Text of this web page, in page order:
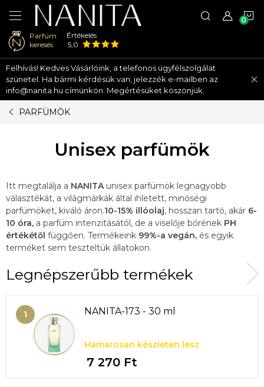
Ugrás
fő
tartalomhoz
Parfüm
keresés
Értékelés
5,0
Felhívás! Kedves Vásárlóink, a telefonos ügyfélszolgálat
szünetel. Ha bármi kérdésük van, jelezzék e-mailben az
info@nanita.hu címünkön. Megértésüket köszönjük.
PARFÜMÖK
Unisex parfümök
Itt megtalálja a NANITAunisex parfümök legnagyobb
választékát, a világmárkák által ihletett, minőségi
parfümöket, kiváló áron.10-15% illóolaj, hosszan tartó, akár 6-
10 óra, a parfüm intenzitásától, de a viselője bőrének PH
értékétől függően. Termékeink 99%-a vegán, és egyik
terméket sem teszteltük állatokon.
Legnépszerűbb termékek
NANITA-173 - 30 ml
Hamarosan készleten lesz
7 270 Ft